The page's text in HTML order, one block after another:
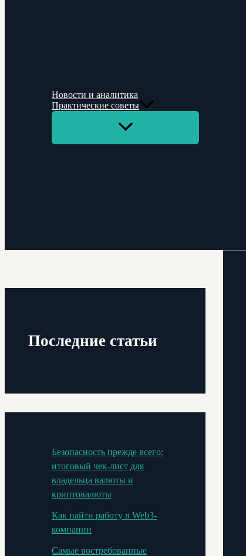
Новости и аналитика
Практические советы
Переключатель
Последние статьи
Безопасность прежде всего:
итоговый чек-лист для
владельца валюты и
криптовалюты
Как найти работу в Web3-
компании
Самые востребованные